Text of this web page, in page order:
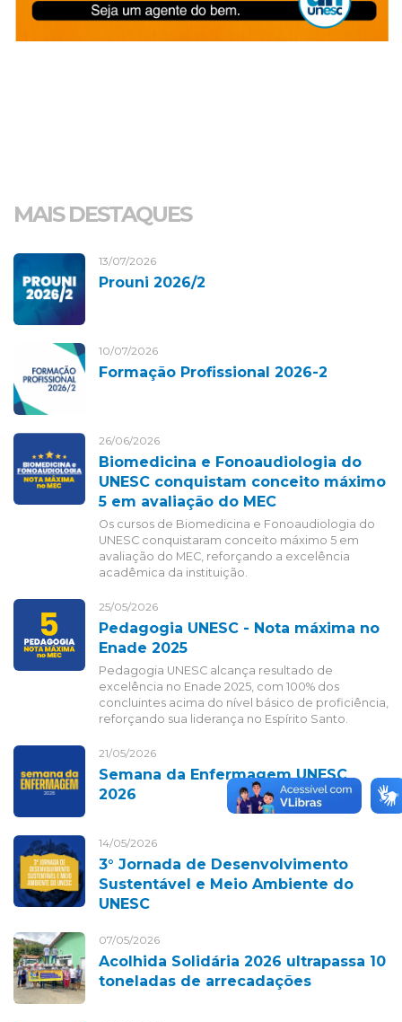
MAIS DESTAQUES
13/07/2026
Prouni 2026/2
10/07/2026
Formação Profissional 2026-2
26/06/2026
Biomedicina e Fonoaudiologia do
UNESC conquistam conceito máximo
5 em avaliação do MEC
Os cursos de Biomedicina e Fonoaudiologia do
UNESC conquistaram conceito máximo 5 em
avaliação do MEC, reforçando a excelência
acadêmica da instituição.
25/05/2026
Pedagogia UNESC - Nota máxima no
Enade 2025
Pedagogia UNESC alcança resultado de
excelência no Enade 2025, com 100% dos
concluintes acima do nível básico de proficiência,
reforçando sua liderança no Espírito Santo.
21/05/2026
Semana da Enfermagem UNESC
2026
14/05/2026
3° Jornada de Desenvolvimento
Sustentável e Meio Ambiente do
UNESC
07/05/2026
Acolhida Solidária 2026 ultrapassa 10
toneladas de arrecadações